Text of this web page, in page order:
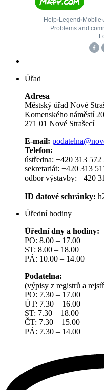
Úřad
Adresa
Městský úřad Nové
Komenského náměstí
271 01 Nové Strašecí
E-mail:
Telefon:
ústředna: +420 313 572
sekretariát: +420 313
odbor výstavby: +420
ID datové schránky:
Úřední hodiny
Úřední dny a hodiny:
PO: 8.00 – 17.00
ST: 8.00 – 18.00
PÁ: 10.00 – 14.00
Podatelna:
(výpisy z registrů a
PO: 7.30 – 17.00
ÚT: 7.30 – 16.00
ST: 7.30 – 18.00
ČT: 7.30 – 15.00
PÁ: 7.30 – 14.00